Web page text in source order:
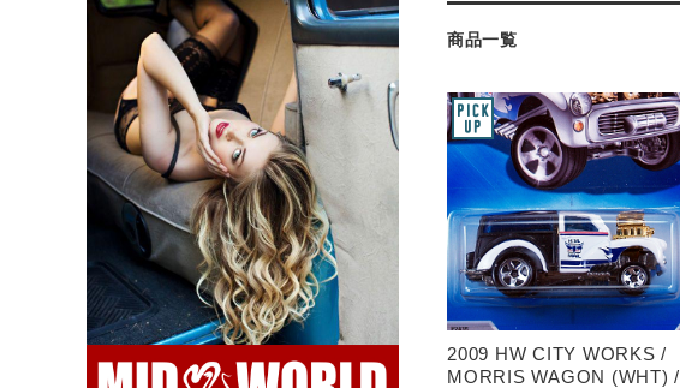
商品一覧
2009 HW CITY WORKS /
MORRIS WAGON (WHT) /